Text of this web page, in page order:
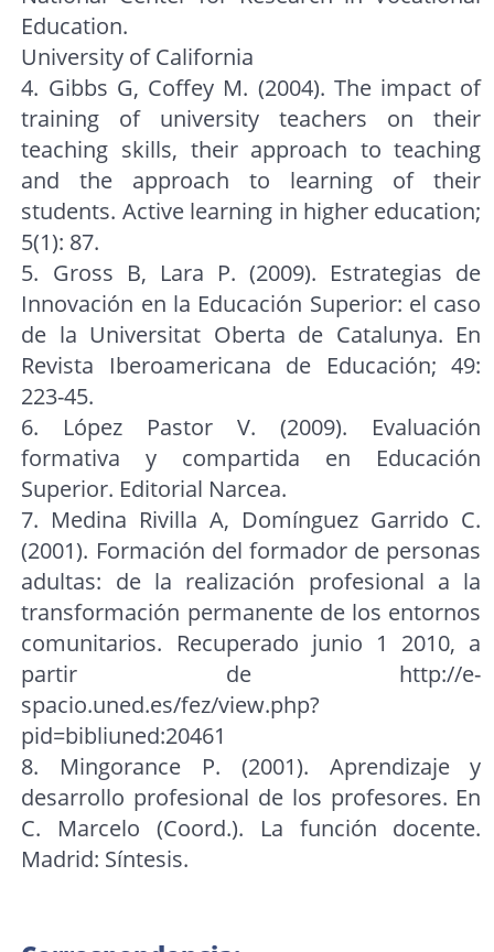
Education.
University of California
4. Gibbs G, Coffey M. (2004). The impact of
training of university teachers on their
teaching skills, their approach to teaching
and the approach to learning of their
students. Active learning in higher education;
5(1): 87.
5. Gross B, Lara P. (2009). Estrategias de
Innovación en la Educación Superior: el caso
de la Universitat Oberta de Catalunya. En
Revista Iberoamericana de Educación; 49:
223-45.
6. López Pastor V. (2009). Evaluación
formativa y compartida en Educación
Superior. Editorial Narcea.
7. Medina Rivilla A, Domínguez Garrido C.
(2001). Formación del formador de personas
adultas: de la realización profesional a la
transformación permanente de los entornos
comunitarios. Recuperado junio 1 2010, a
partir de http://e-
spacio.uned.es/fez/view.php?
pid=bibliuned:20461
8. Mingorance P. (2001). Aprendizaje y
desarrollo profesional de los profesores. En
C. Marcelo (Coord.). La función docente.
Madrid: Síntesis.